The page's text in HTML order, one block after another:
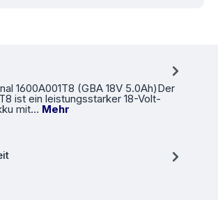
1600A001T8 (GBA 18V 5.0Ah)Der
ist ein leistungsstarker 18-Volt-
mit… Mehr